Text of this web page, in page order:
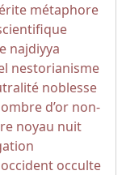
métaphore
najdiyya
nestorianisme
noblesse
d’or non-
noyau nuit
occident occulte